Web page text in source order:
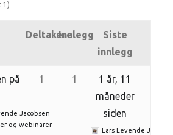
1)
DeltakereInnlegg
Siste
innlegg
på
Jacobsen
og webinarer
1 1
1 år, 11
måneder
siden
Lars Levende